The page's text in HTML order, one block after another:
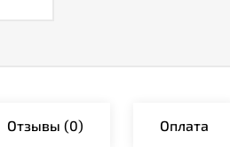
Отзывы (0) Оплата